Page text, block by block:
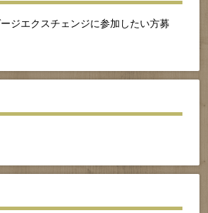
ジエクスチェンジに参加したい方募